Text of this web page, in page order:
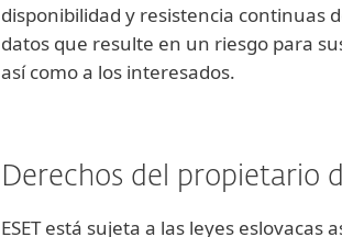
disponibilidad y resistencia continuas
datos que resulte en un riesgo para
así como a los interesados.
Derechos del propietario
ESET está sujeta a las leyes